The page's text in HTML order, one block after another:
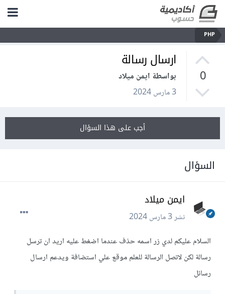
PHP
0
ارسال رسالة
بواسطة ايمن ميلاد
3 مارس 2024
أجب على هذا السؤال
السؤال
ايمن ميلاد
نشر3 مارس 2024
السلام عليكم لدي زر اسمه حذف عندما اضغط عليه اريد ان ترسل
رسالة لكن لاتصل الرسالة للعلم موقع علي استضافة ويدعم ارسال
رسائل